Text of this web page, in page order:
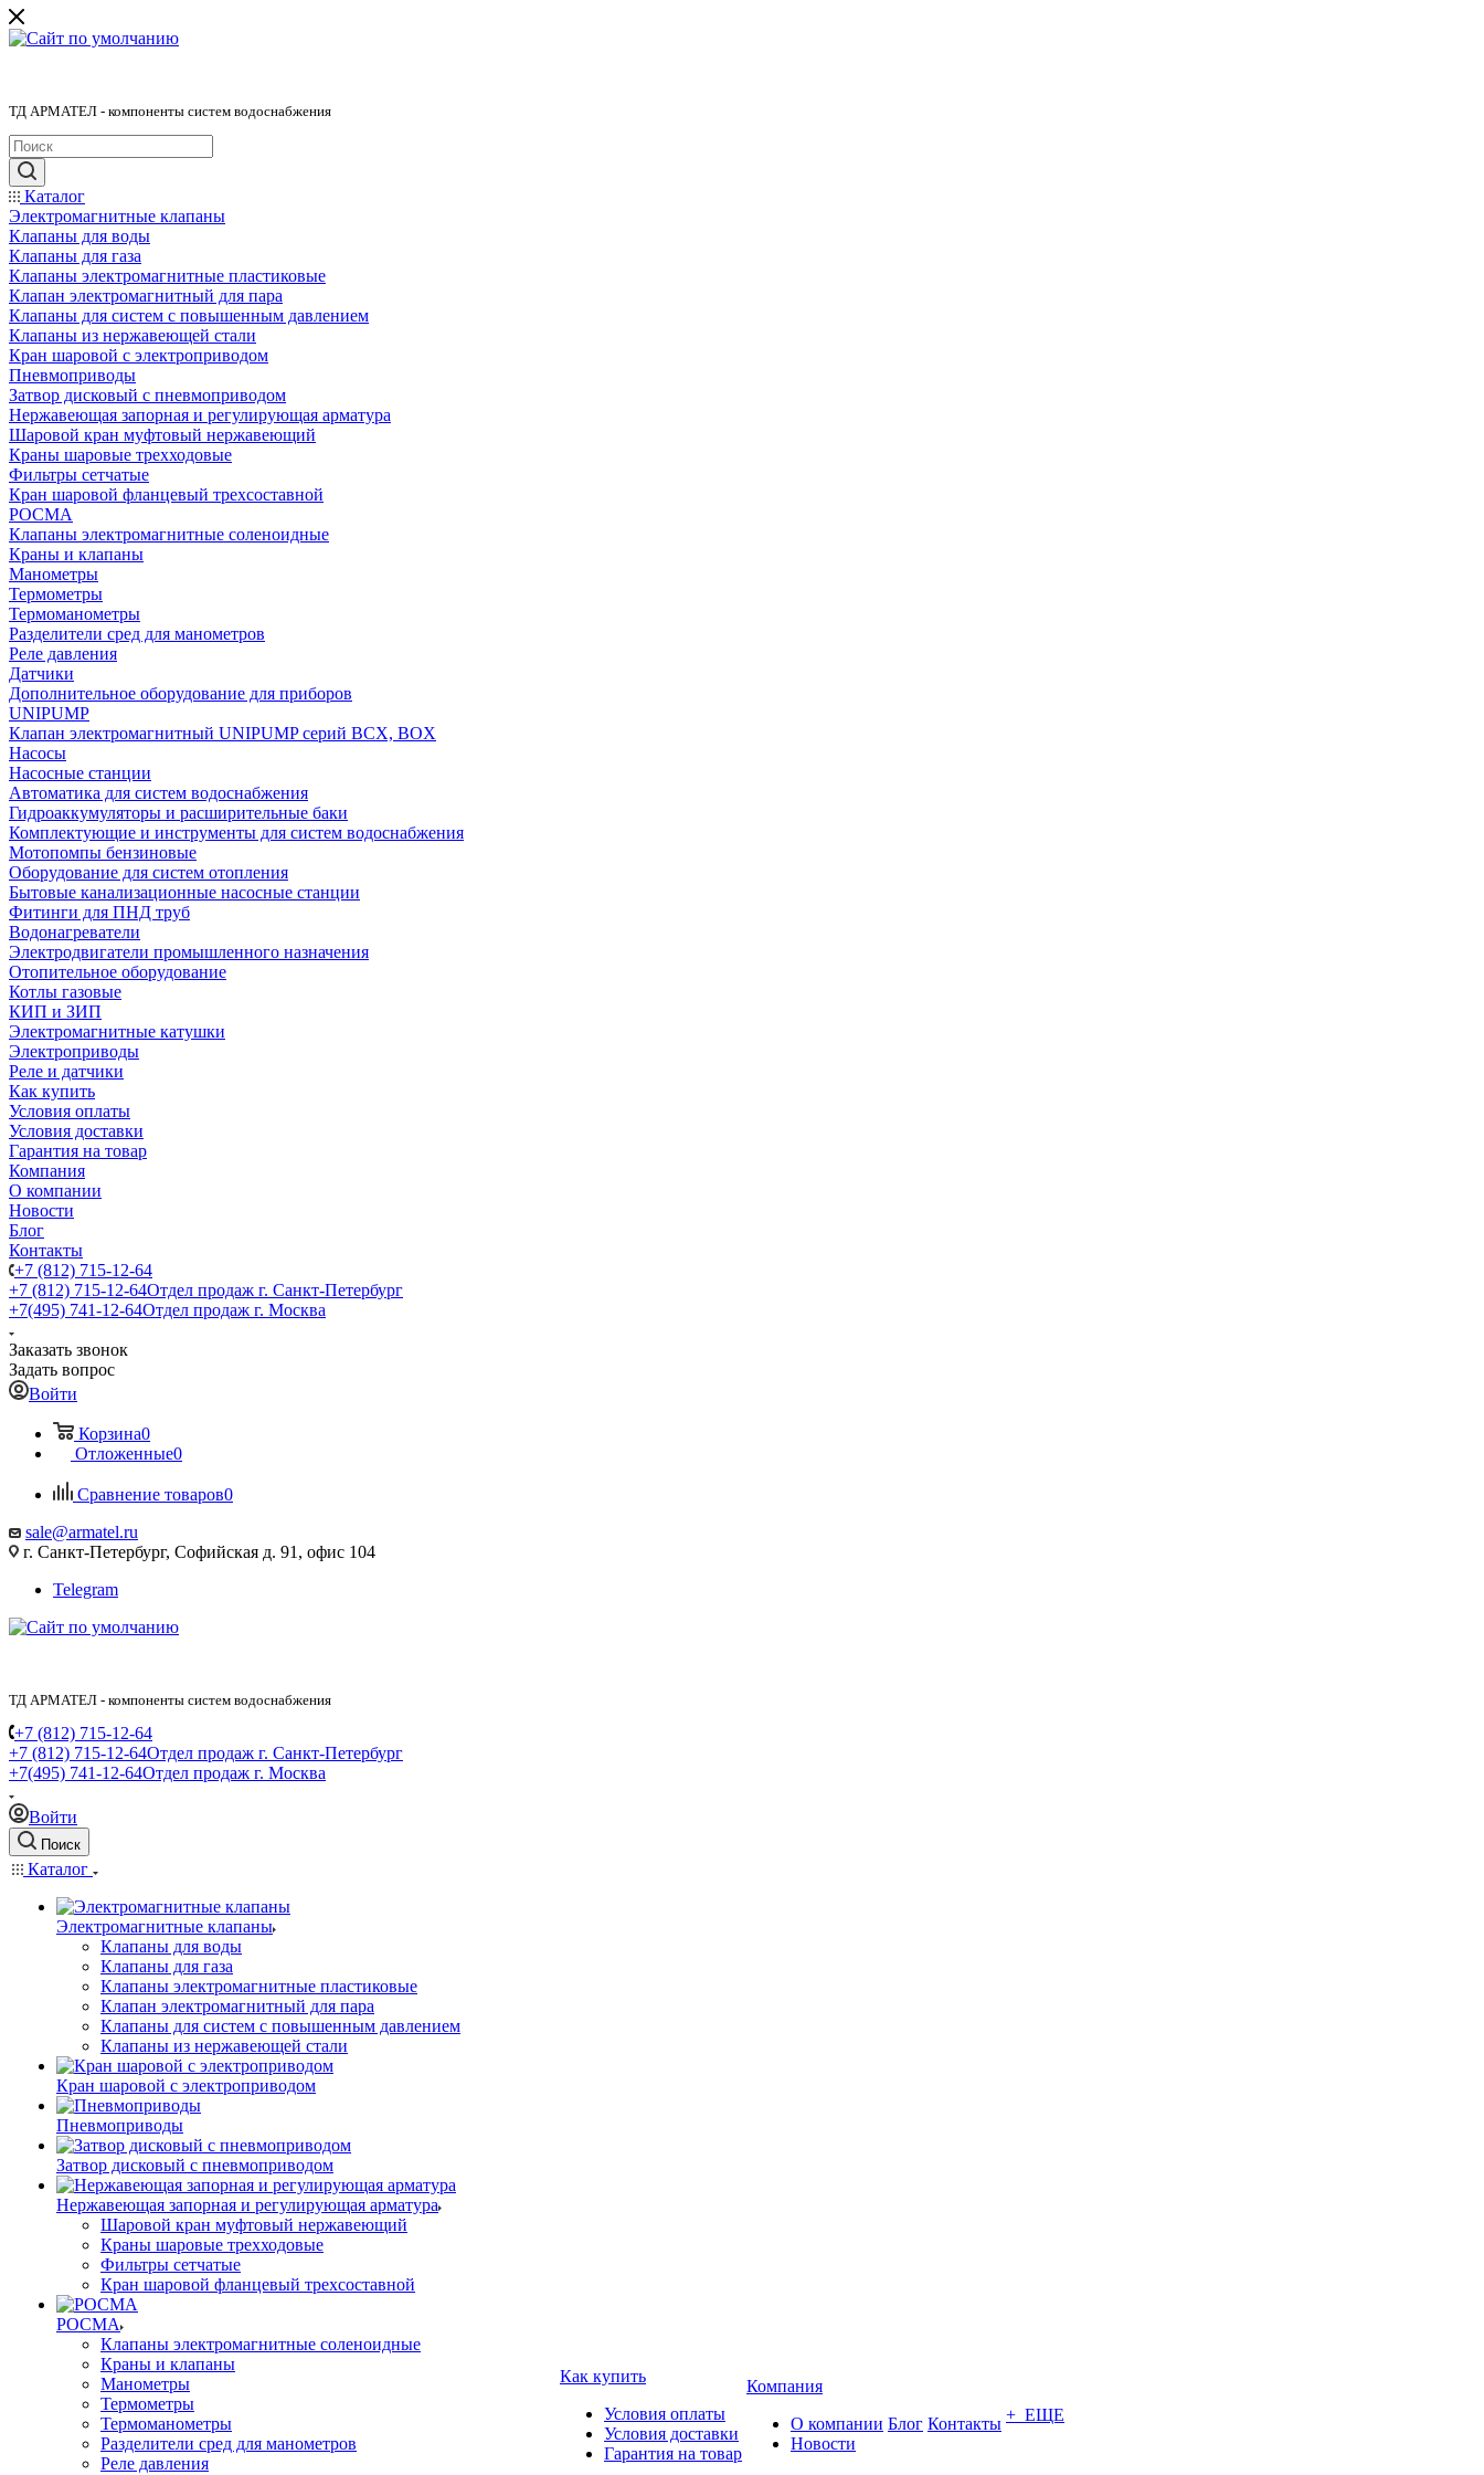
ТД АРМАТЕЛ - компоненты систем водоснабжения
Каталог
Электромагнитные клапаны
Клапаны для воды
Клапаны для газа
Клапаны электромагнитные пластиковые
Клапан электромагнитный для пара
Клапаны для систем с повышенным давлением
Клапаны из нержавеющей стали
Кран шаровой с электроприводом
Пневмоприводы
Затвор дисковый с пневмоприводом
Нержавеющая запорная и регулирующая арматура
Шаровой кран муфтовый нержавеющий
Краны шаровые трехходовые
Фильтры сетчатые
Кран шаровой фланцевый трехсоставной
РОСМА
Клапаны электромагнитные соленоидные
Краны и клапаны
Манометры
Термометры
Термоманометры
Разделители сред для манометров
Реле давления
Датчики
Дополнительное оборудование для приборов
UNIPUMP
Клапан электромагнитный UNIPUMP серий BCX, BOX
Насосы
Насосные станции
Автоматика для систем водоснабжения
Гидроаккумуляторы и расширительные баки
Комплектующие и инструменты для систем водоснабжения
Мотопомпы бензиновые
Оборудование для систем отопления
Бытовые канализационные насосные станции
Фитинги для ПНД труб
Водонагреватели
Электродвигатели промышленного назначения
Отопительное оборудование
Котлы газовые
КИП и ЗИП
Электромагнитные катушки
Электроприводы
Реле и датчики
Как купить
Условия оплаты
Условия доставки
Гарантия на товар
Компания
О компании
Новости
Блог
Контакты
+7 (812) 715-12-64
+7 (812) 715-12-64Отдел продаж г. Санкт-Петербург
+7(495) 741-12-64Отдел продаж г. Москва
Заказать звонок
Задать вопрос
Войти
Корзина0
Отложенные0
Сравнение товаров0
sale@armatel.ru
г. Санкт-Петербург, Софийская д. 91, офис 104
Telegram
ТД АРМАТЕЛ - компоненты систем водоснабжения
+7 (812) 715-12-64
+7 (812) 715-12-64Отдел продаж г. Санкт-Петербург
+7(495) 741-12-64Отдел продаж г. Москва
Войти
Поиск
Каталог
Электромагнитные клапаны
Клапаны для воды
Клапаны для газа
Клапаны электромагнитные пластиковые
Клапан электромагнитный для пара
Клапаны для систем с повышенным давлением
Клапаны из нержавеющей стали
Кран шаровой с электроприводом
Пневмоприводы
Затвор дисковый с пневмоприводом
Нержавеющая запорная и регулирующая арматура
Шаровой кран муфтовый нержавеющий
Краны шаровые трехходовые
Фильтры сетчатые
Кран шаровой фланцевый трехсоставной
РОСМА
Клапаны электромагнитные соленоидные
Краны и клапаны
Манометры
Термометры
Термоманометры
Разделители сред для манометров
Реле давления
Как купить
Условия оплаты
Условия доставки
Гарантия на товар
Компания
О компании
Новости
Блог Контакты + ЕЩЕ